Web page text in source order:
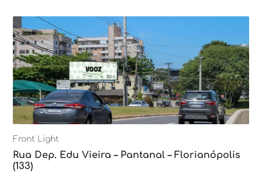
Front Light
Rua Dep. Edu Vieira – Pantanal – Florianópolis
(133)